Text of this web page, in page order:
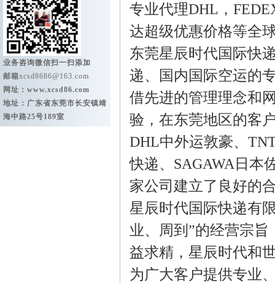
业务咨询微信扫一扫添加
邮箱xcsd8686@163.com
网址： www.xcsd86.com
地址：广东省东莞市长安镇靖
海中路25号189室
专业代理DHL，
达超级优惠价格等全
东莞星辰时代国际快
递、国内国际空运的
借先进的管理理念和
验，在东莞地区的客
DHL中外运敦豪、
快递、SAGAWA日本
家公司建立了良好的
星辰时代国际快递有
业、周到”的经营宗
益求精，星辰时代和
为广大客户提供专业